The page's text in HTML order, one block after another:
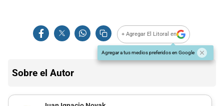
+ Agregar El Litoral en
Agregar a tus medios preferidos en Google
Sobre el Autor